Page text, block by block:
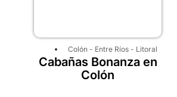
Colón - Entre Ríos - Litoral
Cabañas Bonanza en
Colón